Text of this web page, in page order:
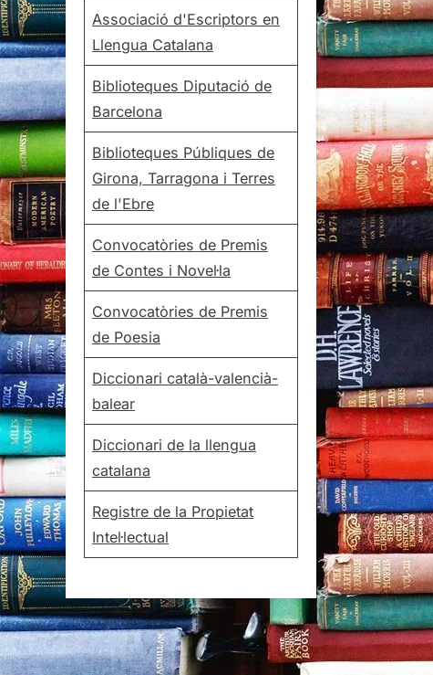
Associació d'Escriptors en
Llengua Catalana
Biblioteques Diputació de
Barcelona
Biblioteques Públiques de
Girona, Tarragona i Terres
de l'Ebre
Convocatòries de Premis
de Contes i Novel·la
Convocatòries de Premis
de Poesia
Diccionari català-valencià-
balear
Diccionari de la llengua
catalana
Registre de la Propietat
Intel·lectual